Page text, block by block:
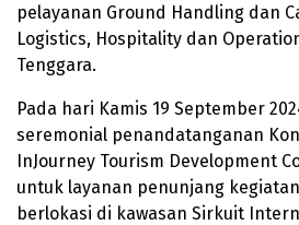
pelayanan Ground Handling dan
Logistics, Hospitality dan
Tenggara.
Pada hari Kamis 19 September
seremonial penandatanganan
InJourney Tourism Development
untuk layanan penunjang
berlokasi di kawasan Sirkuit